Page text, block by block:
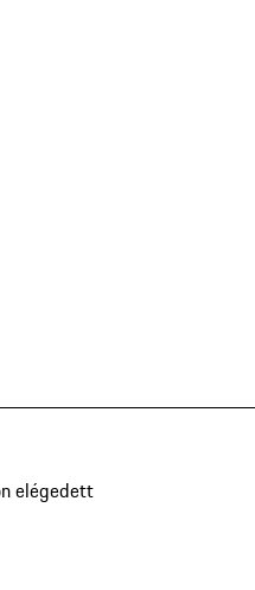
elégedett